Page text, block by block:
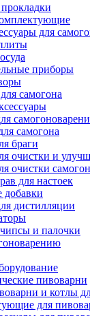
для
приборы
самогона
самогона
браги
очистки и
очистки
для настоек
добавки
дистилляции
и палочки
пивоварни
и котлы
для